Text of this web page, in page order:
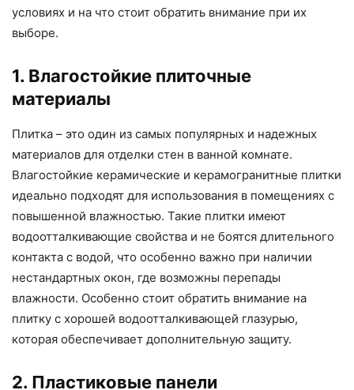
условиях и на что стоит обратить внимание при их
выборе.
1. Влагостойкие плиточные
материалы
Плитка – это один из самых популярных и надежных
материалов для отделки стен в ванной комнате.
Влагостойкие керамические и керамогранитные плитки
идеально подходят для использования в помещениях с
повышенной влажностью. Такие плитки имеют
водоотталкивающие свойства и не боятся длительного
контакта с водой, что особенно важно при наличии
нестандартных окон, где возможны перепады
влажности. Особенно стоит обратить внимание на
плитку с хорошей водоотталкивающей глазурью,
которая обеспечивает дополнительную защиту.
2. Пластиковые панели